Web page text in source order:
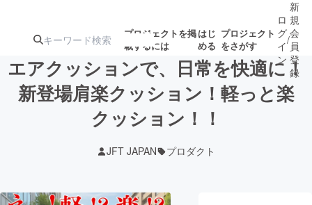
プロジェクトを掲
載するには
はじ
める
プロジェクト
をさがす
注目のリ 注目の新着プロ 募集終了が近いプ
ロ
グ
イ
ン
/
新
規
会
員
登
録
エアクッションで、日常を快適に！
新登場肩楽クッション！軽っと楽
クッション！！
JFT JAPAN プロダクト